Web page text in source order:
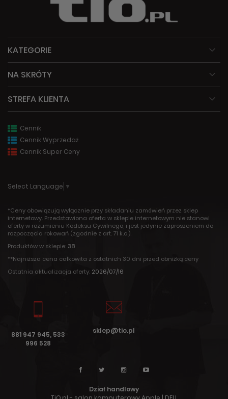
KATEGORIE
NA SKRÓTY
STREFA KLIENTA
Cennik
Cennik Wyprzedaż
Cennik Super Ceny
Select Language ▼
*Ceny obowiązują wyłącznie przy składaniu zamówień przez sklep
internetowy. Przedstawiona oferta w sklepie internetowym nie stanowi
oferty w rozumieniu Kodeksu Cywilnego, i jest jedynie zaproszeniem do
rozpoczęcia rokowań (zgodnie z art. 71 k.c.).
Produktów w sklepie: 38
**Najniższa cena całkowita z ostatnich 30 dni przed obniżką ceny
Ostatnia aktualizacja oferty: 2026/07/16
881 947 945, 533
996 528
sklep@tio.pl
Dział handlowy